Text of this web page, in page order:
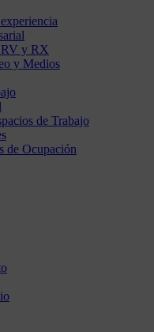
y RX
y Medios
de Trabajo
de Ocupación